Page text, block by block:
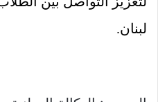
لبنان.